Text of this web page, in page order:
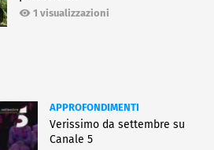
1 visualizzazioni
APPROFONDIMENTI
Verissimo da settembre su
Canale 5